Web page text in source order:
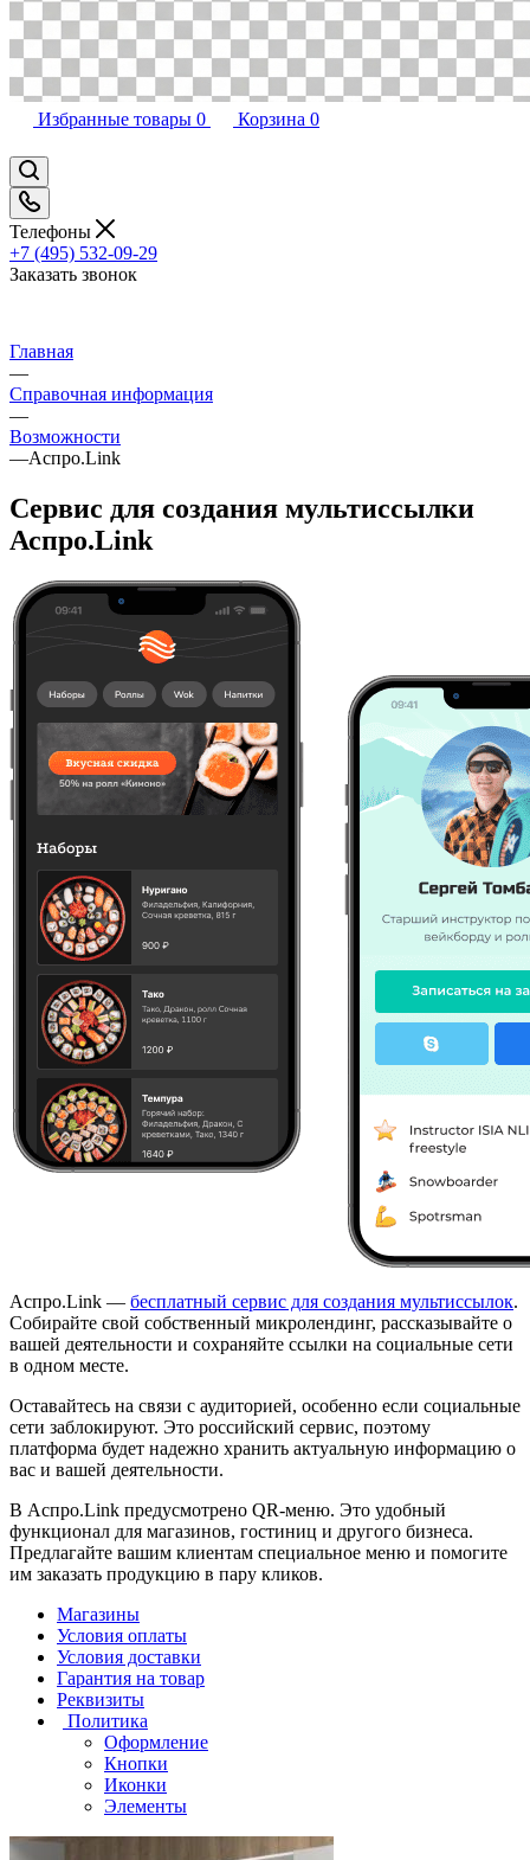
Избранные товары 0 Корзина 0
Телефоны
+7 (495) 532-09-29
Заказать звонок
Главная
—
Справочная информация
—
Возможности
—Аспро.Link
Сервис для создания мультиссылки
Аспро.Link
Аспро.Link — бесплатный сервис для создания мультиссылок.
Собирайте свой собственный микролендинг, рассказывайте о
вашей деятельности и сохраняйте ссылки на социальные сети
в одном месте.
Оставайтесь на связи с аудиторией, особенно если социальные
сети заблокируют. Это российский сервис, поэтому
платформа будет надежно хранить актуальную информацию о
вас и вашей деятельности.
В Аспро.Link предусмотрено QR-меню. Это удобный
функционал для магазинов, гостиниц и другого бизнеса.
Предлагайте вашим клиентам специальное меню и помогите
им заказать продукцию в пару кликов.
Магазины
Условия оплаты
Условия доставки
Гарантия на товар
Реквизиты
Политика
Оформление
Кнопки
Иконки
Элементы